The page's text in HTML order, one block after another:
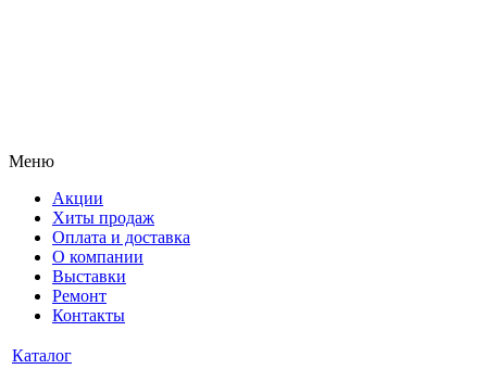
Меню
Акции
Хиты продаж
Оплата и доставка
О компании
Выставки
Ремонт
Контакты
Каталог